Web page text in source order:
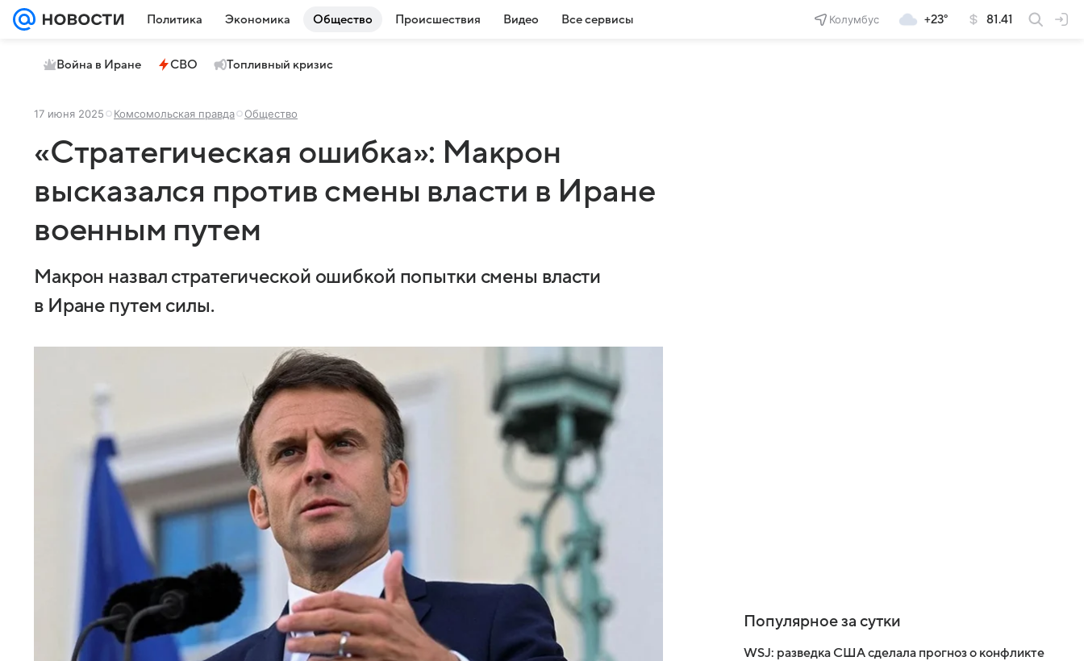
Политика Экономика Общество Происшествия Видео Все сервисы Колумбус +23° 81.41
Война в Иране СВО Топливный кризис
17 июня 2025 Комсомольская правда Общество
«Стратегическая ошибка»: Макрон
высказался против смены власти в Иране
военным путем
Макрон назвал стратегической ошибкой попытки смены власти
в Иране путем силы.
Популярное за сутки
WSJ: разведка США сделала прогноз о конфликте